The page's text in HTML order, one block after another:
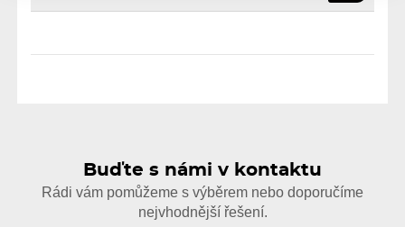
Buďte s námi v kontaktu
Rádi vám pomůžeme s výběrem nebo doporučíme
nejvhodnější řešení.